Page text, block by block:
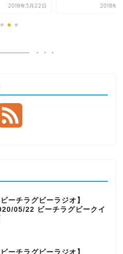
2018年5月22日 2018年6
ビーチラグビーラジオ】
05/22 ビーチラグビークイ
ビーチラグビーラジオ】